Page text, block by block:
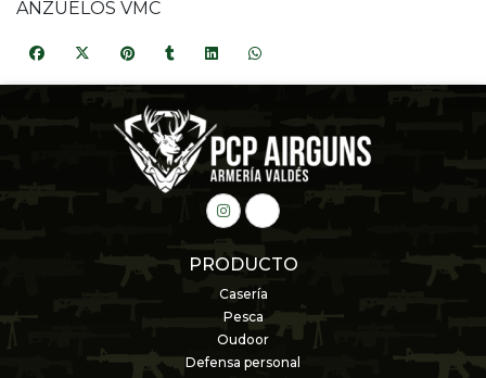
ANZUELOS VMC
PRODUCTO
Casería
Pesca
Oudoor
Defensa personal